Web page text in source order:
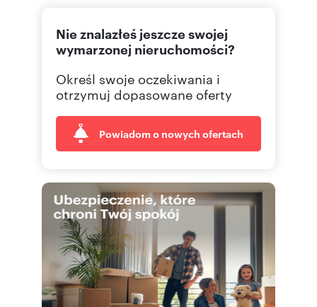
71 310
Nie znalazłeś jeszcze swojej
wymarzonej nieruchomości?
Określ swoje oczekiwania i
otrzymuj dopasowane oferty
Powiadom o nowych ofertach